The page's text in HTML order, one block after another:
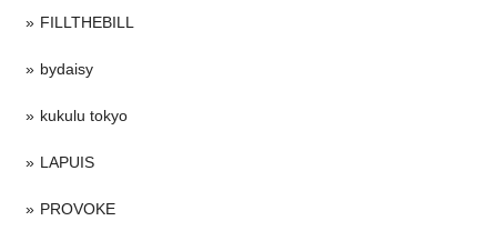
FILLTHEBILL
bydaisy
kukulu tokyo
LAPUIS
PROVOKE